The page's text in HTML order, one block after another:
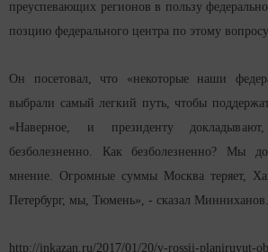
преуспевающих регионов в пользу
позцию федерального центра по этому
Он посетовал, что «некоторые наши
выбрали самый легкий путь, чтобы
«Наверное, и президенту
безболезненно. Как безболезненно? Мы
мнение. Огромные суммы Москва теряет,
Петербург, мы, Тюмень», - сказал Минниханов.
http://inkazan.ru/2017/01/20/v-rossii-planiruyut-